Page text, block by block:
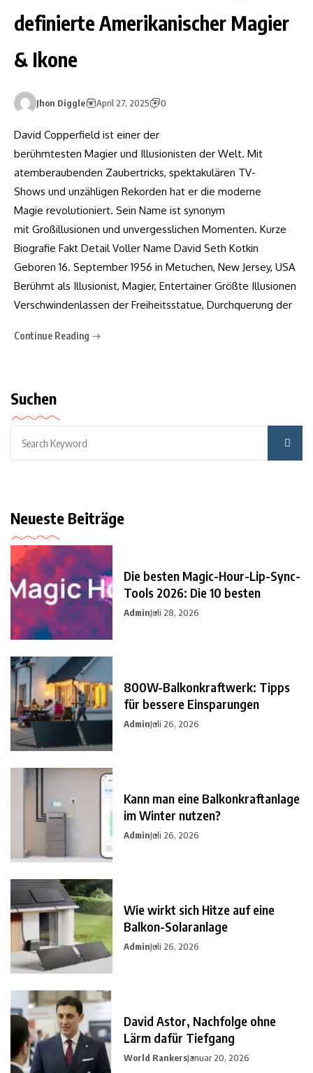
definierte Amerikanischer Magier
& Ikone
Jhon Diggle April 27, 2025 0
David Copperfield ist einer der
berühmtesten Magier und Illusionisten der Welt. Mit
atemberaubenden Zaubertricks, spektakulären TV-
Shows und unzähligen Rekorden hat er die moderne
Magie revolutioniert. Sein Name ist synonym
mit Großillusionen und unvergesslichen Momenten. Kurze
Biografie Fakt Detail Voller Name David Seth Kotkin
Geboren 16. September 1956 in Metuchen, New Jersey, USA
Berühmt als Illusionist, Magier, Entertainer Größte Illusionen
Verschwindenlassen der Freiheitsstatue, Durchquerung der
Continue Reading
Suchen
Neueste Beiträge
Die besten Magic-Hour-Lip-Sync-
Tools 2026: Die 10 besten
AdminJuli 28, 2026
800W-Balkonkraftwerk: Tipps
für bessere Einsparungen
AdminJuli 26, 2026
Kann man eine Balkonkraftanlage
im Winter nutzen?
AdminJuli 26, 2026
Wie wirkt sich Hitze auf eine
Balkon-Solaranlage
AdminJuli 26, 2026
David Astor, Nachfolge ohne
Lärm dafür Tiefgang
World RankersJanuar 20, 2026